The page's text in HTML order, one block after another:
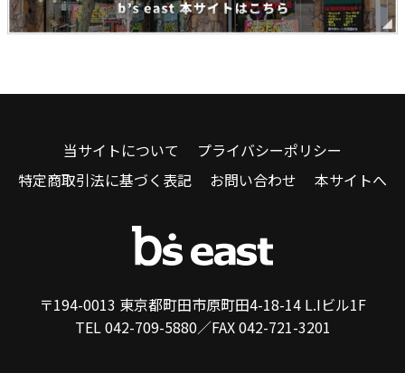
当サイトについて
プライバシーポリシー
特定商取引法に基づく表記
お問い合わせ 本サイトへ
〒194-0013 東京都町田市原町田4-18-14 L.Iビル1F
TEL 042-709-5880／FAX 042-721-3201